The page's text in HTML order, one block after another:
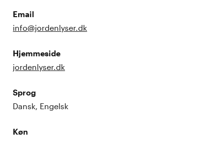
Email
info@jordenlyser.dk
Hjemmeside
jordenlyser.dk
Sprog
Dansk, Engelsk
Køn